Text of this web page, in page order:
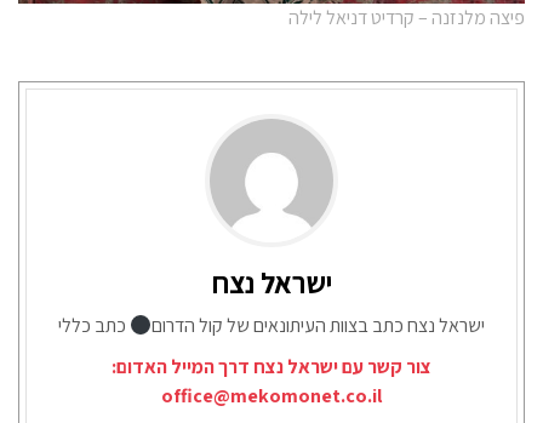
פיצה מלנזנה – קרדיט דניאל לילה
ישראל נצח
ישראל נצח כתב בצוות העיתונאים של קול הדרום
כתב כללי
צור קשר עם ישראל נצח דרך המייל האדום:
office@mekomonet.co.il